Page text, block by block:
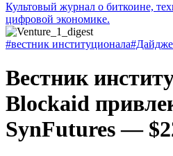
Культовый журнал о биткоине,
цифровой экономике.
#вестник институционала
Вестник
Blockaid
SynFutures —